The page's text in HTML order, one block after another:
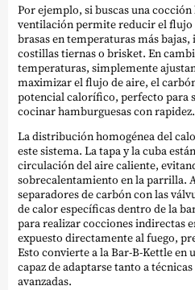
Por ejemplo, si buscas una
ventilación permite reducir el flujo
brasas en temperaturas más
costillas tiernas o brisket. En
temperaturas, simplemente
maximizar el flujo de aire, el
potencial calorífico, perfecto para
cocinar hamburguesas con rapidez.
La distribución homogénea del
este sistema. La tapa y la cuba
circulación del aire caliente,
sobrecalentamiento en la parrilla.
separadores de carbón con las
de calor específicas dentro de la
para realizar cocciones indirectas
expuesto directamente al fuego,
Esto convierte a la Bar-B-Kettle en
capaz de adaptarse tanto a
avanzadas.